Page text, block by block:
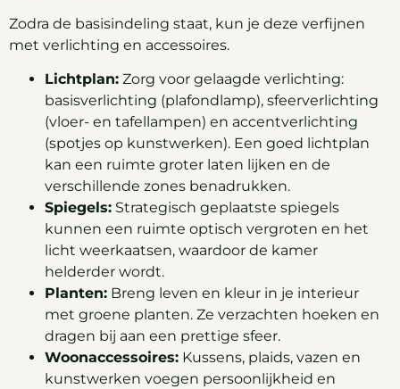
Zodra de basisindeling staat, kun je deze verfijnen
met verlichting en accessoires.
Lichtplan: Zorg voor gelaagde verlichting:
basisverlichting (plafondlamp), sfeerverlichting
(vloer- en tafellampen) en accentverlichting
(spotjes op kunstwerken). Een goed lichtplan
kan een ruimte groter laten lijken en de
verschillende zones benadrukken.
Spiegels: Strategisch geplaatste spiegels
kunnen een ruimte optisch vergroten en het
licht weerkaatsen, waardoor de kamer
helderder wordt.
Planten: Breng leven en kleur in je interieur
met groene planten. Ze verzachten hoeken en
dragen bij aan een prettige sfeer.
Woonaccessoires: Kussens, plaids, vazen en
kunstwerken voegen persoonlijkheid en